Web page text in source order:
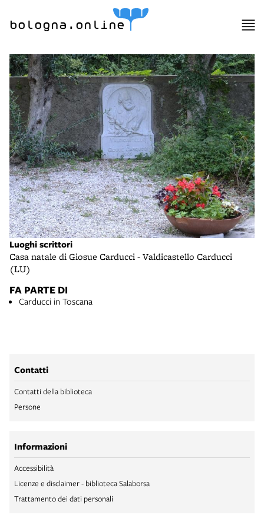
bologna.online
Luoghi scrittori
Casa natale di Giosue Carducci - Valdicastello Carducci
(LU)
FA PARTE DI
Carducci in Toscana
Contatti
Contatti della biblioteca
Persone
Informazioni
Accessibilità
Licenze e disclaimer - biblioteca Salaborsa
Trattamento dei dati personali